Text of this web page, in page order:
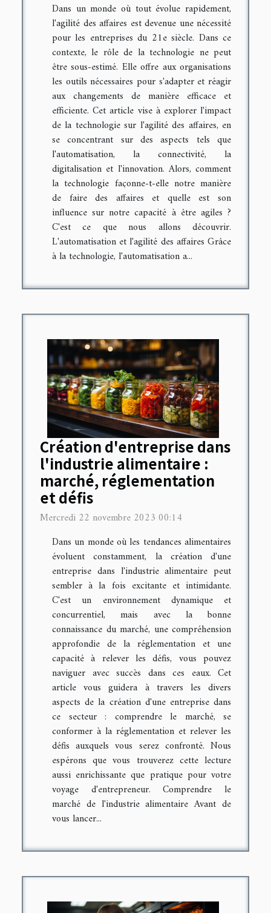
Dans un monde où tout évolue rapidement,
l'agilité des affaires est devenue une nécessité
pour les entreprises du 21e siècle. Dans ce
contexte, le rôle de la technologie ne peut
être sous-estimé. Elle offre aux organisations
les outils nécessaires pour s'adapter et réagir
aux changements de manière efficace et
efficiente. Cet article vise à explorer l'impact
de la technologie sur l'agilité des affaires, en
se concentrant sur des aspects tels que
l'automatisation, la connectivité, la
digitalisation et l'innovation. Alors, comment
la technologie façonne-t-elle notre manière
de faire des affaires et quelle est son
influence sur notre capacité à être agiles ?
C'est ce que nous allons découvrir.
L'automatisation et l'agilité des affaires Grâce
à la technologie, l'automatisation a...
Création d'entreprise dans
l'industrie alimentaire :
marché, réglementation
et défis
Mercredi 22 novembre 2023 00:14
Dans un monde où les tendances alimentaires
évoluent constamment, la création d'une
entreprise dans l'industrie alimentaire peut
sembler à la fois excitante et intimidante.
C'est un environnement dynamique et
concurrentiel, mais avec la bonne
connaissance du marché, une compréhension
approfondie de la réglementation et une
capacité à relever les défis, vous pouvez
naviguer avec succès dans ces eaux. Cet
article vous guidera à travers les divers
aspects de la création d'une entreprise dans
ce secteur : comprendre le marché, se
conformer à la réglementation et relever les
défis auxquels vous serez confronté. Nous
espérons que vous trouverez cette lecture
aussi enrichissante que pratique pour votre
voyage d'entrepreneur. Comprendre le
marché de l'industrie alimentaire Avant de
vous lancer...